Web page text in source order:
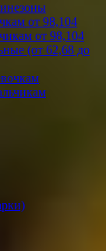
от 98,104
от 98,104
(от 62,68 до